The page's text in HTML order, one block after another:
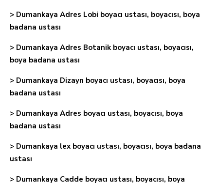
> Dumankaya Adres Lobi boyacı ustası, boyacısı, boya
badana ustası
> Dumankaya Adres Botanik boyacı ustası, boyacısı,
boya badana ustası
> Dumankaya Dizayn boyacı ustası, boyacısı, boya
badana ustası
> Dumankaya Adres boyacı ustası, boyacısı, boya
badana ustası
> Dumankaya lex boyacı ustası, boyacısı, boya badana
ustası
> Dumankaya Cadde boyacı ustası, boyacısı, boya